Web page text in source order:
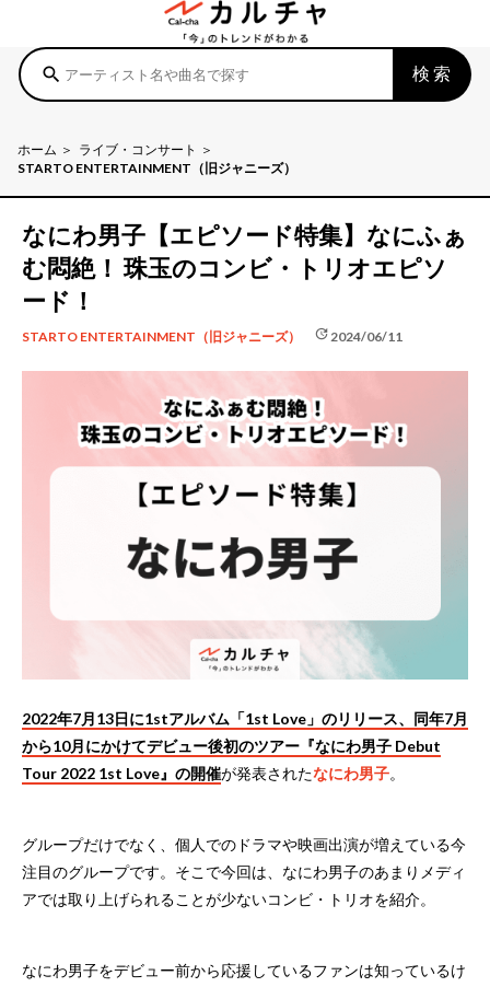
search 検索
ホーム
ライブ・コンサート
STARTO ENTERTAINMENT（旧ジャニーズ）
なにわ男子【エピソード特集】なにふぁ
む悶絶！ 珠玉のコンビ・トリオエピソ
ード！
STARTO ENTERTAINMENT（旧ジャニーズ） update 2024/06/11
2022年7月13日に1stアルバム「1st Love」のリリース、同年7月
から10月にかけてデビュー後初のツアー『なにわ男子 Debut
Tour 2022 1st Love』の開催が発表されたなにわ男子。
グループだけでなく、個人でのドラマや映画出演が増えている今
注目のグループです。そこで今回は、なにわ男子のあまりメディ
アでは取り上げられることが少ないコンビ・トリオを紹介。
なにわ男子をデビュー前から応援しているファンは知っているけ